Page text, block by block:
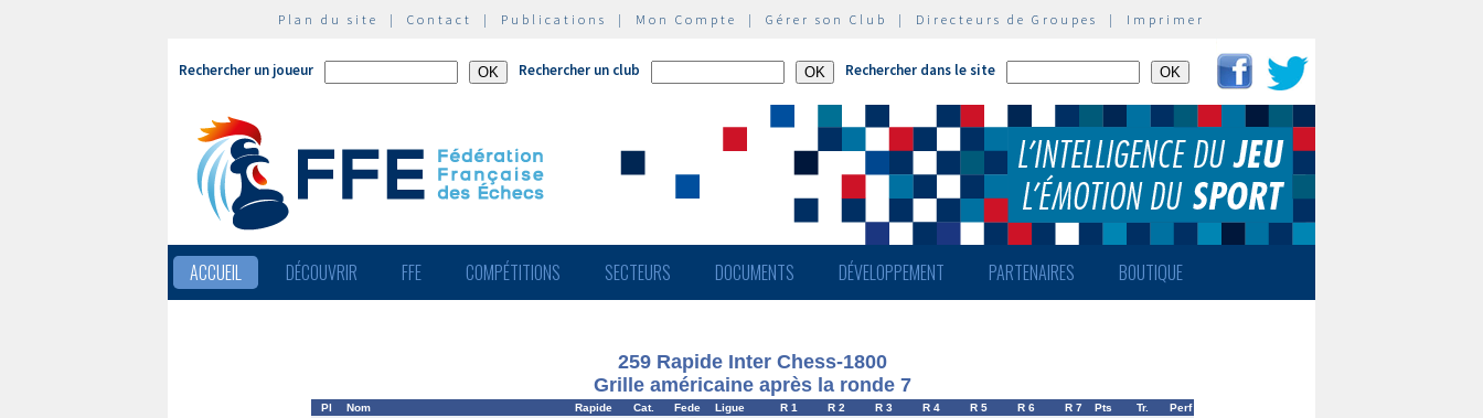
Plan du site | Contact | Publications | Mon Compte | Gérer son Club | Directeurs de Groupes | Imprimer
Rechercher un joueur Rechercher un club Rechercher dans le site
ACCUEIL DÉCOUVRIR FFE COMPÉTITIONS SECTEURS DOCUMENTS DÉVELOPPEMENT PARTENAIRES BOUTIQUE
259 Rapide Inter Chess-1800
Grille américaine après la ronde 7
Pl Nom Rapide Cat. Fede Ligue R 1 R 2 R 3 R 4 R 5 R 6 R 7 Pts Tr.
Perf